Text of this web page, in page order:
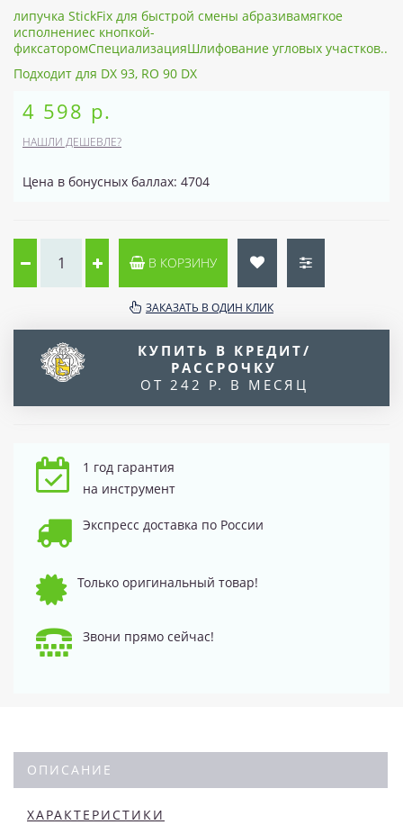
липучка StickFix для быстрой смены абразивамягкое
исполнениес кнопкой-
фиксаторомСпециализацияШлифование угловых участков..
Подходит для DX 93, RO 90 DX
4 598 р.
НАШЛИ ДЕШЕВЛЕ?
Цена в бонусных баллах: 4704
В КОРЗИНУ
ЗАКАЗАТЬ В ОДИН КЛИК
КУПИТЬ В КРЕДИТ/
РАССРОЧКУ
ОТ 242 Р. В МЕСЯЦ
1 год гарантия
на инструмент
Экспресс доставка по России
Только оригинальный товар!
Звони прямо сейчас!
ОПИСАНИЕ
ХАРАКТЕРИСТИКИ